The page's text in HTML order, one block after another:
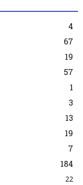
4
67
19
57
1
3
13
19
7
184
22